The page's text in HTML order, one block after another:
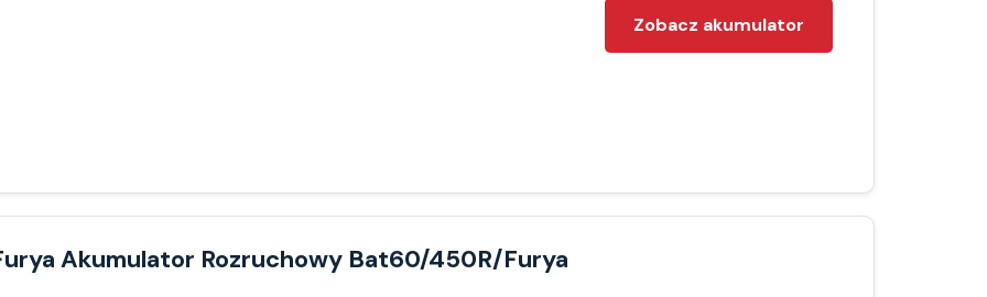
Zobacz akumulator
Akumulator Rozruchowy Bat60/450R/Furya